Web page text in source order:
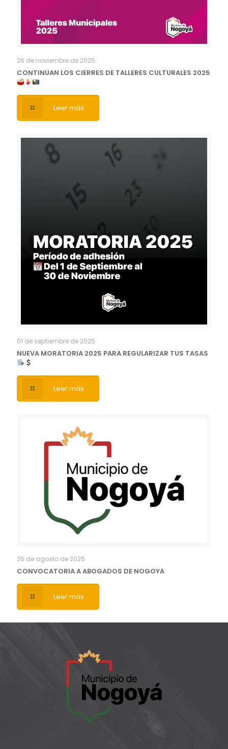
26 de noviembre de 2025
CONTINUAN LOS CIERRES DE TALLERES CULTURALES 2025
Leer más
01 de septiembre de 2025
NUEVA MORATORIA 2025 PARA REGULARIZAR TUS TASAS
Leer más
25 de agosto de 2025
CONVOCATORIA A ABOGADOS DE NOGOYA
Leer más